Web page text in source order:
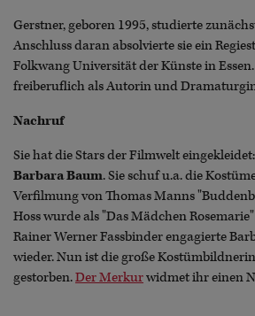
Gerstner, geboren 1995, studierte
Anschluss daran absolvierte sie ein
Folkwang Universität der Künste in
freiberuflich als Autorin und
Nachruf
Sie hat die Stars der Filmwelt
Barbara Baum. Sie schuf u.a. die
Verfilmung von Thomas Manns
Hoss wurde als "Das Mädchen
Rainer Werner Fassbinder engagierte
wieder. Nun ist die große
gestorben.Der Merkurwidmet ihr einen